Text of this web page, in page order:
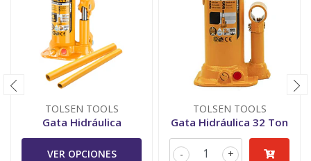
TOLSEN TOOLS
Gata Hidráulica
VER OPCIONES
TOLSEN TOOLS
Gata Hidráulica 32 Ton
+
-